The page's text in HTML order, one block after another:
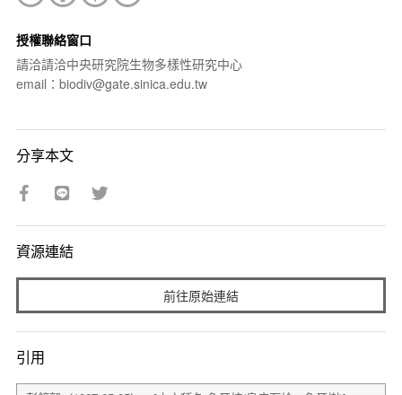
授權聯絡窗口
請洽請洽中央研究院生物多樣性研究中心
email：biodiv@gate.sinica.edu.tw
分享本文
資源連結
前往原始連結
引用